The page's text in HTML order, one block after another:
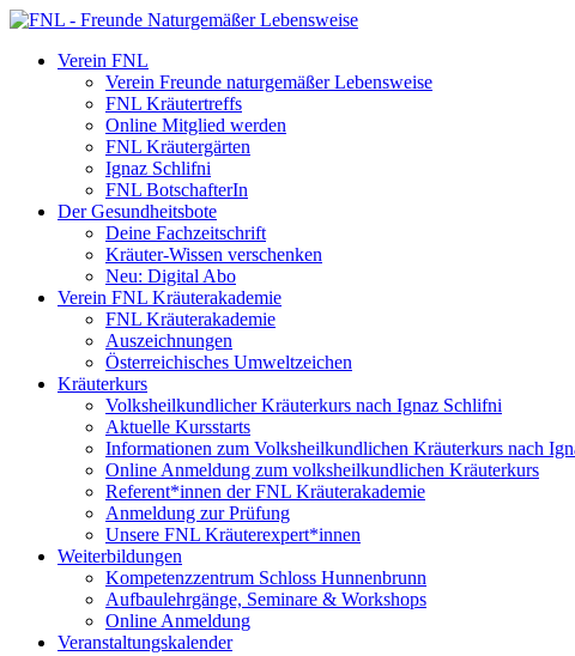
Verein FNL
Verein Freunde naturgemäßer Lebensweise
FNL Kräutertreffs
Online Mitglied werden
FNL Kräutergärten
Ignaz Schlifni
FNL BotschafterIn
Der Gesundheitsbote
Deine Fachzeitschrift
Kräuter-Wissen verschenken
Neu: Digital Abo
Verein FNL Kräuterakademie
FNL Kräuterakademie
Auszeichnungen
Österreichisches Umweltzeichen
Kräuterkurs
Volksheilkundlicher Kräuterkurs nach Ignaz Schlifni
Aktuelle Kursstarts
Informationen zum Volksheilkundlichen Kräuterkurs nach
Online Anmeldung zum volksheilkundlichen Kräuterkurs
Referent*innen der FNL Kräuterakademie
Anmeldung zur Prüfung
Unsere FNL Kräuterexpert*innen
Weiterbildungen
Kompetenzzentrum Schloss Hunnenbrunn
Aufbaulehrgänge, Seminare & Workshops
Online Anmeldung
Veranstaltungskalender